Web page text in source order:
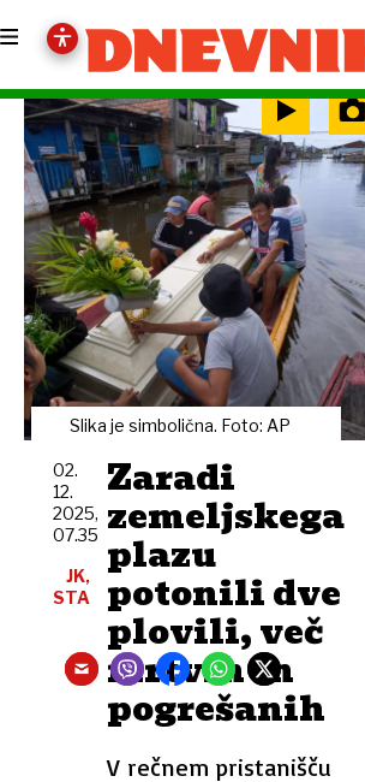
Slika je simbolična. Foto: AP
Zaradi
zemeljskega
plazu
potonili dve
plovili, več
mrtvih in
pogrešanih
V rečnem pristanišču
02.
12.
2025,
07.35
JK,
STA